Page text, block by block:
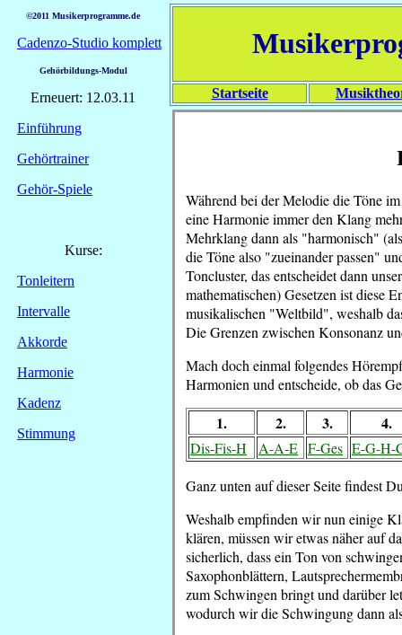
©2011 Musikerprogramme.de
Cadenzo-Studio komplett
Gehörbildungs-Modul
Erneuert: 12.03.11
Einführung
Gehörtrainer
Gehör-Spiele
Kurse:
Tonleitern
Intervalle
Akkorde
Harmonie
Kadenz
Stimmung
Startseite
Während bei der Melodie die Töne
eine Harmonie immer den Klang
Mehrklang dann als "harmonisch"
die Töne also "zueinander passen"
Toncluster, das entscheidet dann
mathematischen) Gesetzen ist diese
musikalischen "Weltbild", weshalb
Die Grenzen zwischen Konsonanz
Mach doch einmal folgendes
Harmonien und entscheide, ob das
1. 2. 3. 4.
Dis-Fis-H A-A-E F-Ges E-G-H-
Ganz unten auf dieser Seite findest
Weshalb empfinden wir nun einige
klären, müssen wir etwas näher auf
sicherlich, dass ein Ton von
Saxophonblättern,
zum Schwingen bringt und darüber
wodurch wir die Schwingung dann